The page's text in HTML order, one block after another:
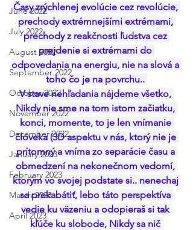
June 2022
July 2022
August 2022
September 2022
October 2022
November 2022
December 2022
January 2023
February 2023
March 2023
April 2023
Časy zrýchlenej evolúcie cez revolúcie,
prechody extrémnejšími extrémami,
prechody z reakčnosti ľudstva cez
prejdenie si extrémami do
odpovedania na energiu, nie na slová a
toho čo je na povrchu..
V stave nehľadania nájdeme všetko,
Nikdy nie sme na tom istom začiatku,
konci, momente, to je len vnímanie
človeka (3D aspektu v nás, ktorý nie je
prítomný a vníma zo separácie času a
obmedzení na nekonečnom vedomí,
ktorým vo svojej podstate si.. nenechaj
sa prekabátiť, lebo táto perspektíva
vedie ku väzeniu a odopieraš si tak
kľúče ku slobode, Nikdy sa nič